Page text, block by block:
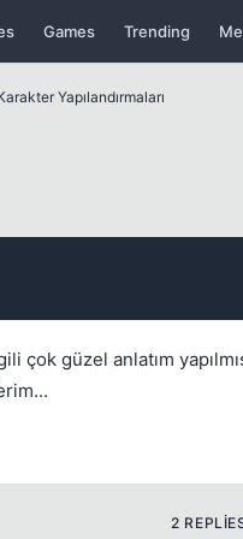
Games Trending
Yapılandırmaları
güzel anlatım
2